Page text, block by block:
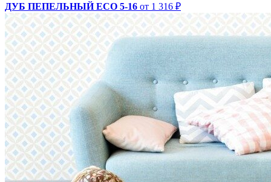
ДУБ ПЕПЕЛЬНЫЙ ECO 5-16 от 1 316 ₽